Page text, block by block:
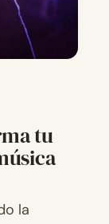
tu
la